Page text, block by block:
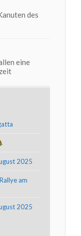
des
eine
2025
am
2025